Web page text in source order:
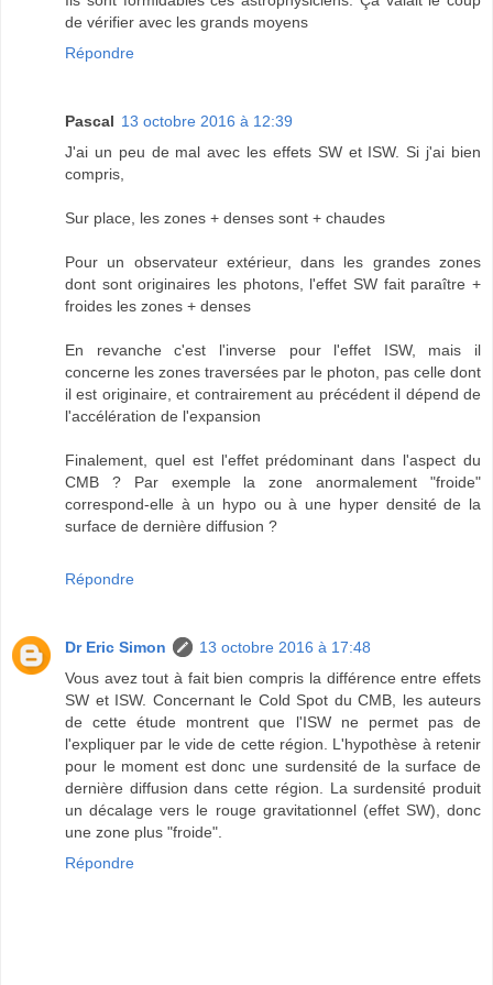
de vérifier avec les grands moyens
Répondre
Pascal 13 octobre 2016 à 12:39
J'ai un peu de mal avec les effets SW et ISW. Si j'ai bien
compris,
Sur place, les zones + denses sont + chaudes
Pour un observateur extérieur, dans les grandes zones
dont sont originaires les photons, l'effet SW fait paraître +
froides les zones + denses
En revanche c'est l'inverse pour l'effet ISW, mais il
concerne les zones traversées par le photon, pas celle dont
il est originaire, et contrairement au précédent il dépend de
l'accélération de l'expansion
Finalement, quel est l'effet prédominant dans l'aspect du
CMB ? Par exemple la zone anormalement "froide"
correspond-elle à un hypo ou à une hyper densité de la
surface de dernière diffusion ?
Répondre
Dr Eric Simon
13 octobre 2016 à 17:48
Vous avez tout à fait bien compris la différence entre effets
SW et ISW. Concernant le Cold Spot du CMB, les auteurs
de cette étude montrent que l'ISW ne permet pas de
l'expliquer par le vide de cette région. L'hypothèse à retenir
pour le moment est donc une surdensité de la surface de
dernière diffusion dans cette région. La surdensité produit
un décalage vers le rouge gravitationnel (effet SW), donc
une zone plus "froide".
Répondre